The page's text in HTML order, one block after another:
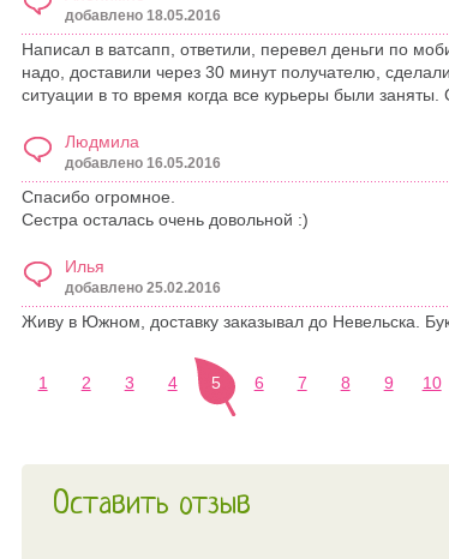
добавлено 18.05.2016
Написал в ватсапп, ответили, перевел деньги по
надо, доставили через 30 минут получателю,
ситуации в то время когда все курьеры были
Людмила
добавлено 16.05.2016
Спасибо огромное.
Сестра осталась очень довольной :)
Илья
добавлено 25.02.2016
Живу в Южном, доставку заказывал до Невельска.
1 2 3 4 5 6 7 8 9 10
Оставить отзыв